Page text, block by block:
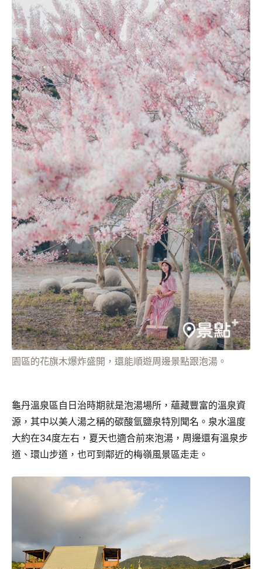
園區的花旗木爆炸盛開，還能順遊周邊景點跟泡湯。
龜丹溫泉區自日治時期就是泡湯場所，蘊藏豐富的溫泉資
源，其中以美人湯之稱的碳酸氫鹽泉特別聞名。泉水溫度
大約在34度左右，夏天也適合前來泡湯，周邊還有溫泉步
道、環山步道，也可到鄰近的梅嶺風景區走走。